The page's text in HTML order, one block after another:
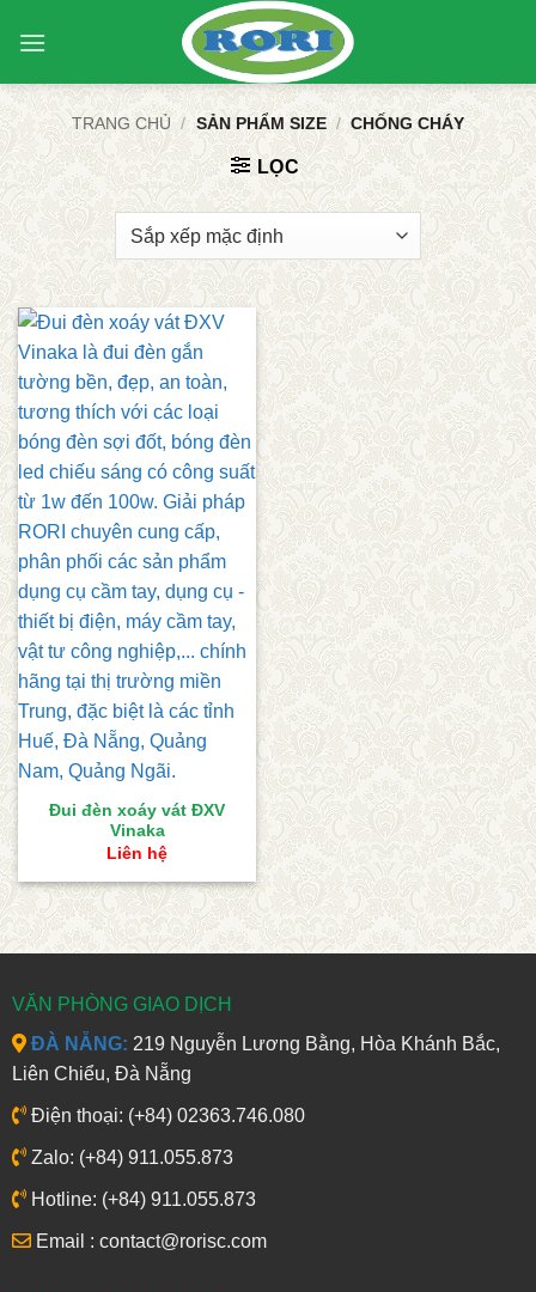
qua
dung
TRANG CHỦ / SẢN PHẨM SIZE / CHỐNG CHÁY
LỌC
Đui đèn xoáy vát ĐXV
Vinaka
Liên hệ
VĂN PHÒNG GIAO DỊCH
ĐÀ NẴNG: 219 Nguyễn Lương Bằng, Hòa Khánh Bắc,
Liên Chiểu, Đà Nẵng
Điện thoại: (+84) 02363.746.080
Zalo: (+84) 911.055.873
Hotline: (+84) 911.055.873
Email : contact@rorisc.com